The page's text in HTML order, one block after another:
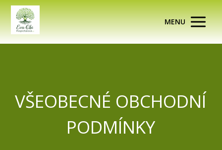
MENU
VŠEOBECNÉ OBCHODNÍ
PODMÍNKY